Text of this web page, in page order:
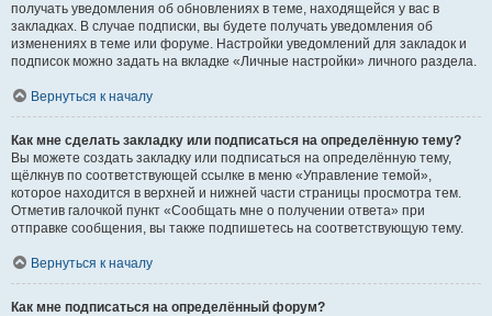
получать уведомления об обновлениях в теме, находящейся у вас в
закладках. В случае подписки, вы будете получать уведомления об
изменениях в теме или форуме. Настройки уведомлений для закладок и
подписок можно задать на вкладке «Личные настройки» личного раздела.
Вернуться к началу
Как мне сделать закладку или подписаться на определённую тему?
Вы можете создать закладку или подписаться на определённую тему,
щёлкнув по соответствующей ссылке в меню «Управление темой»,
которое находится в верхней и нижней части страницы просмотра тем.
Отметив галочкой пункт «Сообщать мне о получении ответа» при
отправке сообщения, вы также подпишетесь на соответствующую тему.
Вернуться к началу
Как мне подписаться на определённый форум?